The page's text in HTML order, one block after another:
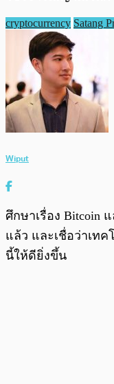
cryptocurrency Satang
Wiput
ศึกษาเรื่อง Bitcoin
แล้ว และเชื่อว่าเท
นี้ให้ดียิ่งขึ้น